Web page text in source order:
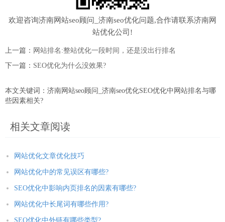
欢迎咨询济南网站seo顾问_济南seo优化问题,合作请联系济南网
站优化公司!
上一篇： 网站排名:整站优化一段时间，还是没出行排名
下一篇： SEO优化为什么没效果?
本文关键词：济南网站seo顾问_济南seo优化SEO优化中网站排名与哪
些因素相关?
相关文章阅读
网站优化文章优化技巧
网站优化中的常见误区有哪些?
SEO优化中影响内页排名的因素有哪些?
网站优化中长尾词有哪些作用?
SEO优化中外链有哪些类型?